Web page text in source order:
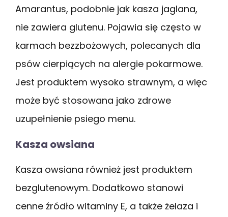
Amarantus, podobnie jak kasza jaglana,
nie zawiera glutenu. Pojawia się często w
karmach bezzbożowych, polecanych dla
psów cierpiących na alergie pokarmowe.
Jest produktem wysoko strawnym, a więc
może być stosowana jako zdrowe
uzupełnienie psiego menu.
Kasza owsiana
Kasza owsiana również jest produktem
bezglutenowym. Dodatkowo stanowi
cenne źródło witaminy E, a także żelaza i